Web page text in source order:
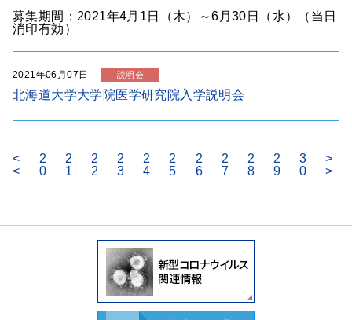
募集期間：2021年4月1日（木）～6月30日（水）（当日
消印有効）
2021年06月07日 説明会
北海道大学大学院医学研究院入学説明会
<
<
2
0
2
1
2
2
2
3
2
4
2
5
2
6
2
7
2
8
2
9
3
0
>
>